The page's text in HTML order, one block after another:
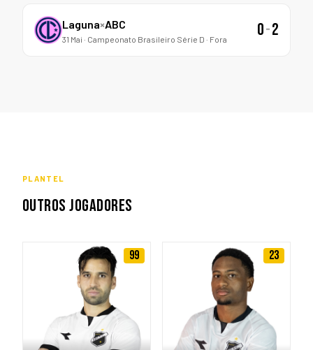
Laguna×ABC
31 Mai · Campeonato Brasileiro Série D · Fora 0-2
PLANTEL
OUTROS JOGADORES
99 23